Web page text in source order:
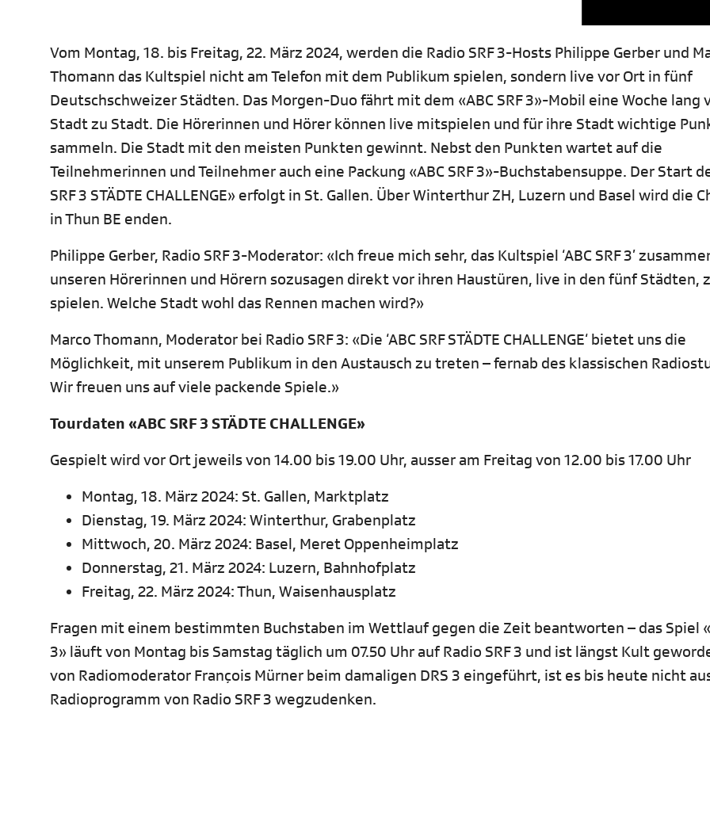
Vom Montag, 18. bis Freitag, 22. März 2024, werden die Radio SRF 3-Hosts Philippe Gerber und
Thomann das Kultspiel nicht am Telefon mit dem Publikum spielen, sondern live vor Ort in fünf
Deutschschweizer Städten. Das Morgen-Duo fährt mit dem «ABC SRF 3»-Mobil eine Woche lang
Stadt zu Stadt. Die Hörerinnen und Hörer können live mitspielen und für ihre Stadt wichtige
sammeln. Die Stadt mit den meisten Punkten gewinnt. Nebst den Punkten wartet auf die
Teilnehmerinnen und Teilnehmer auch eine Packung «ABC SRF 3»-Buchstabensuppe. Der Start
SRF 3 STÄDTE CHALLENGE» erfolgt in St. Gallen. Über Winterthur ZH, Luzern und Basel wird die
in Thun BE enden.
Philippe Gerber, Radio SRF 3-Moderator: «Ich freue mich sehr, das Kultspiel ‘ABC SRF 3’
unseren Hörerinnen und Hörern sozusagen direkt vor ihren Haustüren, live in den fünf Städten,
spielen. Welche Stadt wohl das Rennen machen wird?»
Marco Thomann, Moderator bei Radio SRF 3: «Die ‘ABC SRF STÄDTE CHALLENGE‘ bietet uns die
Möglichkeit, mit unserem Publikum in den Austausch zu treten – fernab des klassischen
Wir freuen uns auf viele packende Spiele.»
Tourdaten «ABC SRF 3 STÄDTE CHALLENGE»
Gespielt wird vor Ort jeweils von 14.00 bis 19.00 Uhr, ausser am Freitag von 12.00 bis 17.00 Uhr
Montag, 18. März 2024: St. Gallen, Marktplatz
Dienstag, 19. März 2024: Winterthur, Grabenplatz
Mittwoch, 20. März 2024: Basel, Meret Oppenheimplatz
Donnerstag, 21. März 2024: Luzern, Bahnhofplatz
Freitag, 22. März 2024: Thun, Waisenhausplatz
Fragen mit einem bestimmten Buchstaben im Wettlauf gegen die Zeit beantworten – das Spiel
3» läuft von Montag bis Samstag täglich um 07.50 Uhr auf Radio SRF 3 und ist längst Kult
von Radiomoderator François Mürner beim damaligen DRS 3 eingeführt, ist es bis heute nicht
Radioprogramm von Radio SRF 3 wegzudenken.